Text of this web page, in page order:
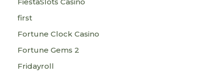
first
Fortune Clock Casino
Fortune Gems 2
Fridayroll